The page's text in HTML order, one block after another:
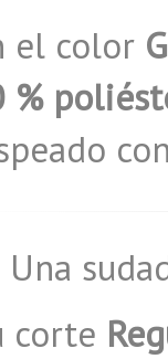
el color
%
corte